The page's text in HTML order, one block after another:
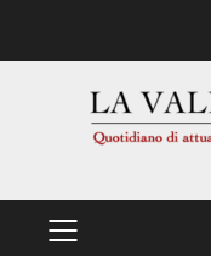
PRIMÄRES